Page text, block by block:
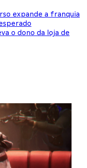
expande a franquia
o dono da loja de